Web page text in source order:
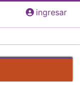
ingresar